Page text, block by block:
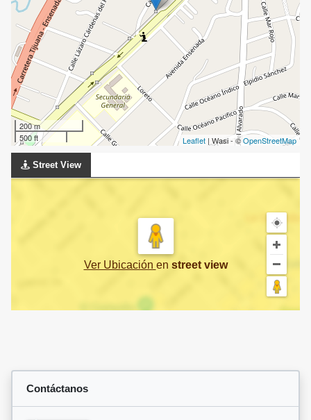
200 m
500 ft
Leaflet | Wasi - ©OpenStreetMap
Street View
Ver Ubicación en street view
Contáctanos